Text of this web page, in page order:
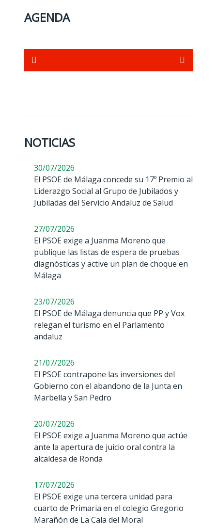
AGENDA
NOTICIAS
30/07/2026
El PSOE de Málaga concede su 17º Premio al
Liderazgo Social al Grupo de Jubilados y
Jubiladas del Servicio Andaluz de Salud
27/07/2026
El PSOE exige a Juanma Moreno que
publique las listas de espera de pruebas
diagnósticas y active un plan de choque en
Málaga
23/07/2026
El PSOE de Málaga denuncia que PP y Vox
relegan el turismo en el Parlamento
andaluz
21/07/2026
El PSOE contrapone las inversiones del
Gobierno con el abandono de la Junta en
Marbella y San Pedro
20/07/2026
El PSOE exige a Juanma Moreno que actúe
ante la apertura de juicio oral contra la
alcaldesa de Ronda
17/07/2026
El PSOE exige una tercera unidad para
cuarto de Primaria en el colegio Gregorio
Marañón de La Cala del Moral